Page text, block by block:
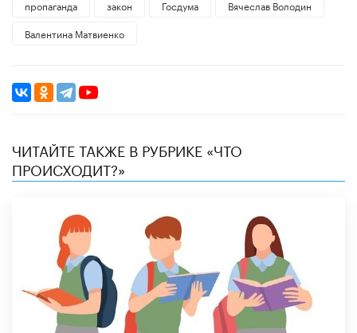
пропаганда
закон Госдума
Вячеслав Володин
Валентина Матвиенко
ЧИТАЙТЕ ТАКЖЕ В РУБРИКЕ «ЧТО
ПРОИСХОДИТ?»